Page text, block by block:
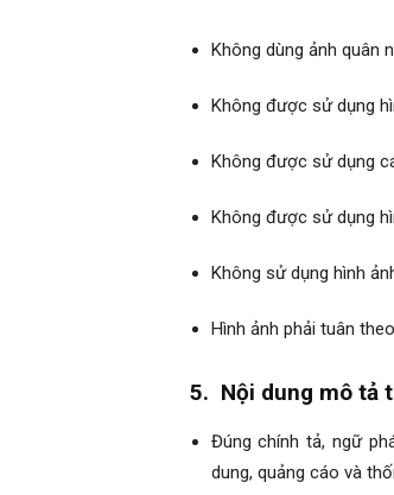
Không dùng ảnh quân
Không được sử dụng
Không được sử dụng
Không được sử dụng
Không sử dụng hình
Hình ảnh phải tuân
5. Nội dung mô tả
Đúng chính tả, ngữ
dung, quảng cáo và